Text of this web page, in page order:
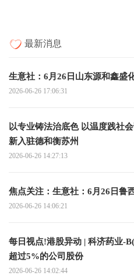
最新消息
生意社：6月26日山东源和鑫盛
2026-06-26 17:06:31
以专业铸法治底色 以温度践社
新入驻德和衡苏州
2026-06-26 14:27:13
焦点关注：生意社：6月26日鲁
2026-06-26 14:06:21
每日视点!港股异动 | 科济药业-
超过5%的公司股份
2026-06-26 14:02:44